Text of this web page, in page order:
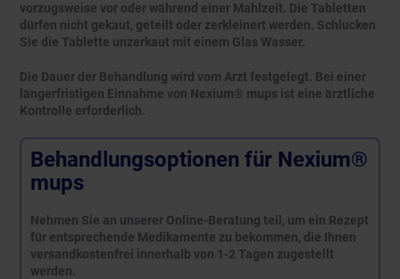
vorzugsweise vor oder während einer Mahlzeit. Die Tabletten
dürfen nicht gekaut, geteilt oder zerkleinert werden. Schlucken
Sie die Tablette unzerkaut mit einem Glas Wasser.
Die Dauer der Behandlung wird vom Arzt festgelegt. Bei einer
längerfristigen Einnahme von Nexium® mups ist eine ärztliche
Kontrolle erforderlich.
Behandlungsoptionen für Nexium®
mups
Nehmen Sie an unserer Online-Beratung teil, um ein Rezept
für entsprechende Medikamente zu bekommen, die Ihnen
versandkostenfrei innerhalb von 1-2 Tagen zugestellt
werden.